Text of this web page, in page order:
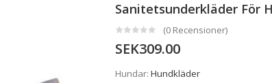
Sanitetsunderkläder För
(0 Recensioner)
SEK309.00
Hundar: Hundkläder